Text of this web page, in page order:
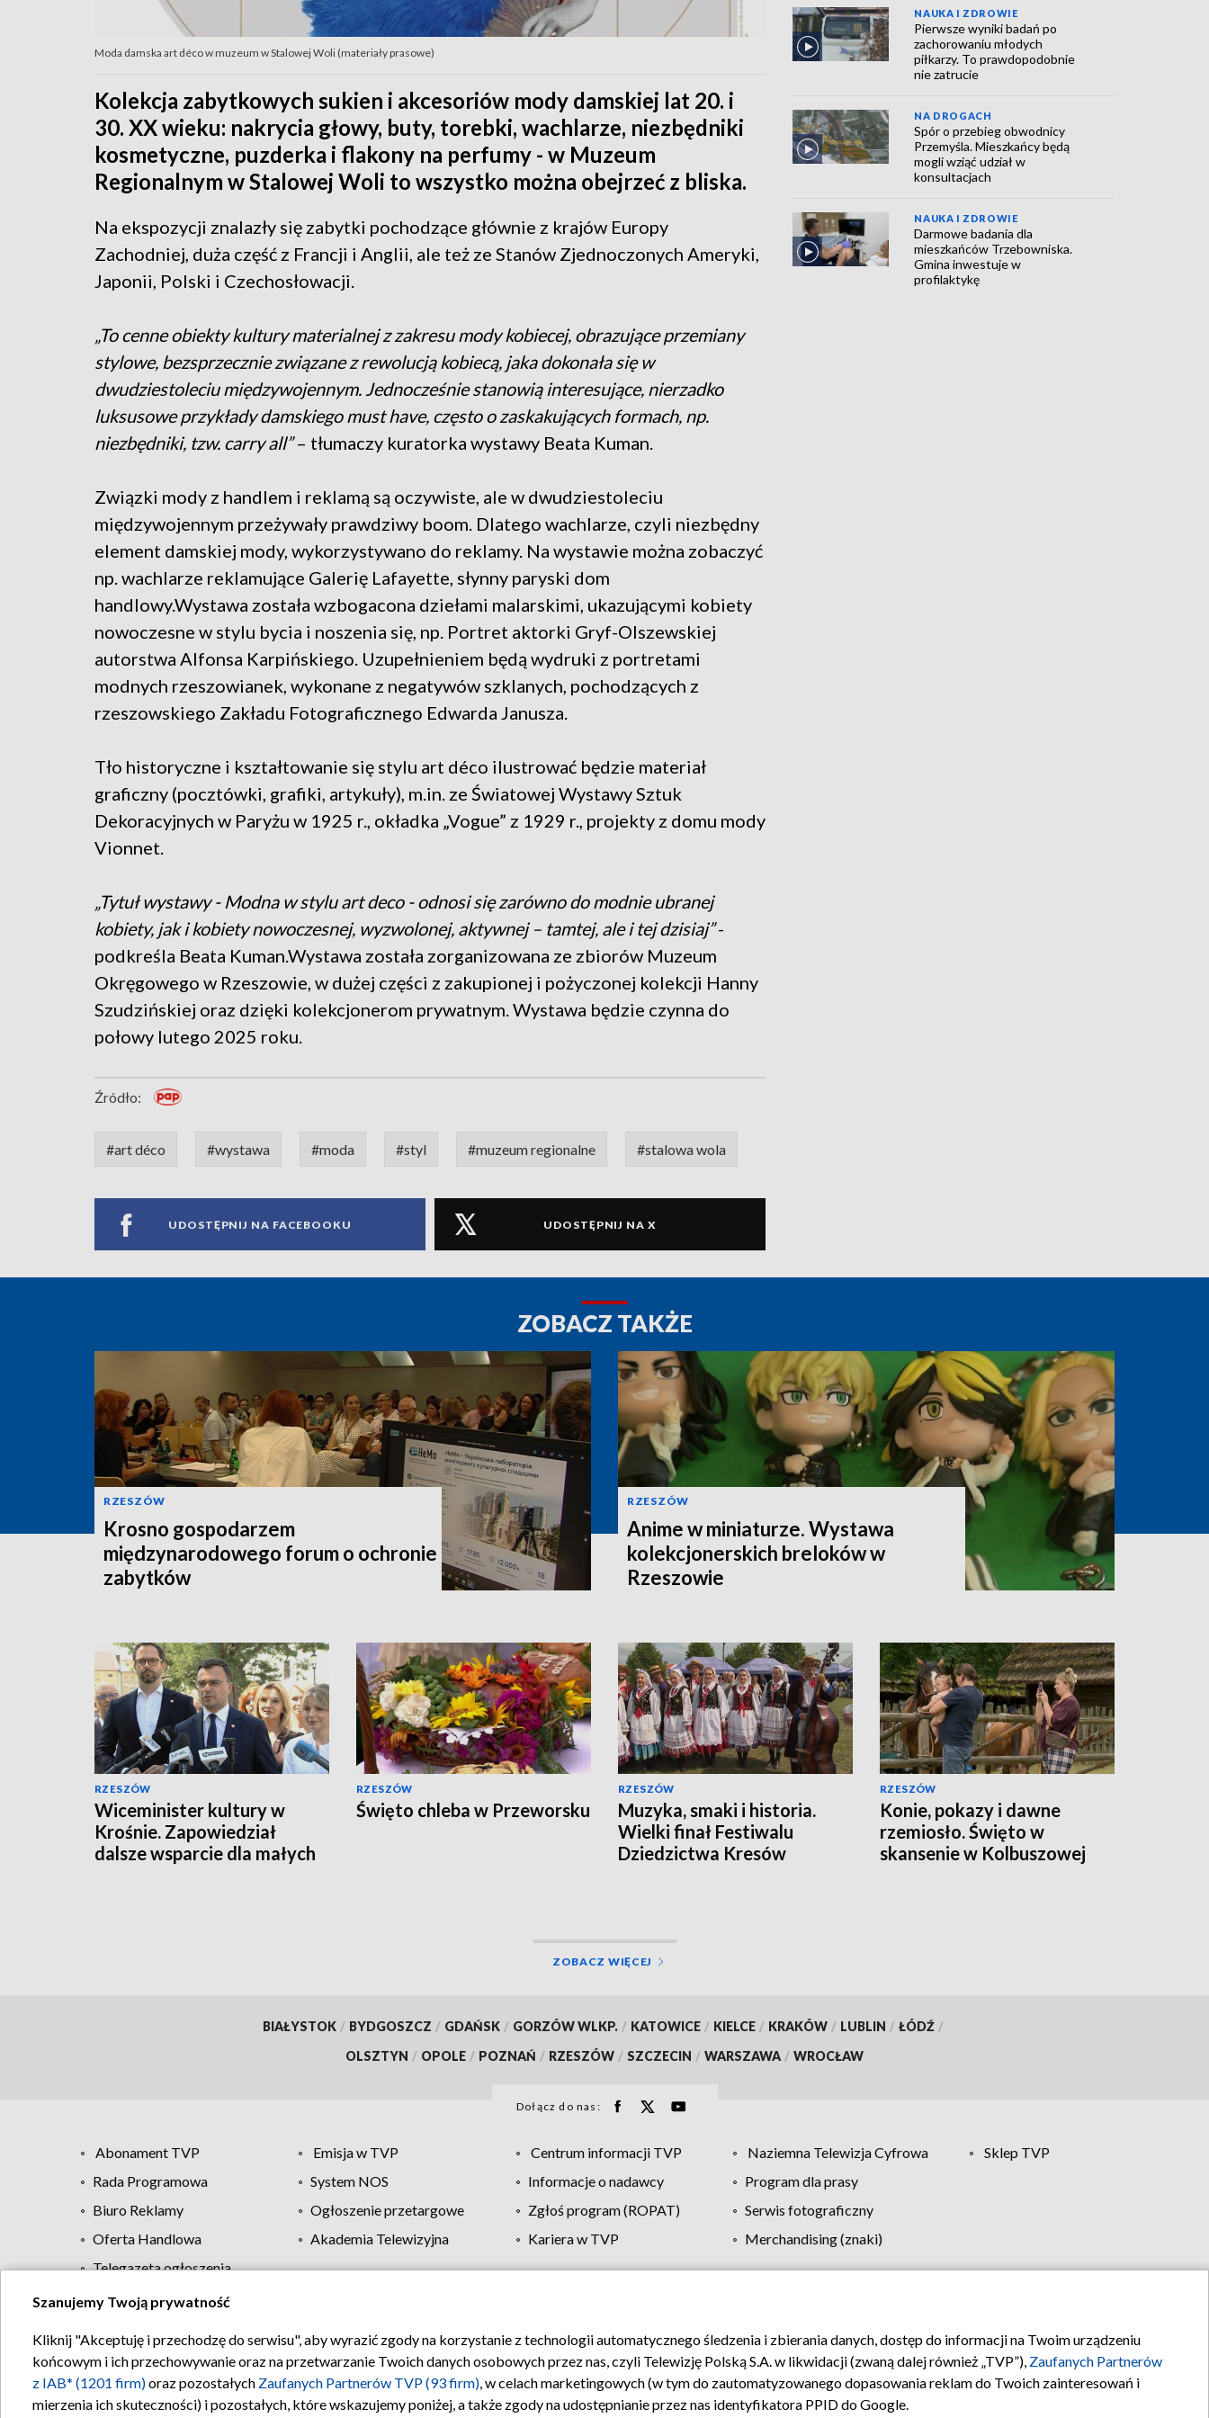
Moda damska art déco w muzeum w Stalowej Woli (materiały prasowe)
Kolekcja zabytkowych sukien i akcesoriów mody damskiej lat 20. i
30. XX wieku: nakrycia głowy, buty, torebki, wachlarze, niezbędniki
kosmetyczne, puzderka i flakony na perfumy - w Muzeum
Regionalnym w Stalowej Woli to wszystko można obejrzeć z bliska.
Na ekspozycji znalazły się zabytki pochodzące głównie z krajów Europy
Zachodniej, duża część z Francji i Anglii, ale też ze Stanów Zjednoczonych Ameryki,
Japonii, Polski i Czechosłowacji.
„To cenne obiekty kultury materialnej z zakresu mody kobiecej, obrazujące przemiany
stylowe, bezsprzecznie związane z rewolucją kobiecą, jaka dokonała się w
dwudziestoleciu międzywojennym. Jednocześnie stanowią interesujące, nierzadko
luksusowe przykłady damskiego must have, często o zaskakujących formach, np.
niezbędniki, tzw. carry all”– tłumaczy kuratorka wystawy Beata Kuman.
Związki mody z handlem i reklamą są oczywiste, ale w dwudziestoleciu
międzywojennym przeżywały prawdziwy boom. Dlatego wachlarze, czyli niezbędny
element damskiej mody, wykorzystywano do reklamy. Na wystawie można zobaczyć
np. wachlarze reklamujące Galerię Lafayette, słynny paryski dom
handlowy.Wystawa została wzbogacona dziełami malarskimi, ukazującymi kobiety
nowoczesne w stylu bycia i noszenia się, np. Portret aktorki Gryf-Olszewskiej
autorstwa Alfonsa Karpińskiego. Uzupełnieniem będą wydruki z portretami
modnych rzeszowianek, wykonane z negatywów szklanych, pochodzących z
rzeszowskiego Zakładu Fotograficznego Edwarda Janusza.
Tło historyczne i kształtowanie się stylu art déco ilustrować będzie materiał
graficzny (pocztówki, grafiki, artykuły), m.in. ze Światowej Wystawy Sztuk
Dekoracyjnych w Paryżu w 1925 r., okładka „Vogue” z 1929 r., projekty z domu mody
Vionnet.
„Tytuł wystawy - Modna w stylu art deco - odnosi się zarówno do modnie ubranej
kobiety, jak i kobiety nowoczesnej, wyzwolonej, aktywnej – tamtej, ale i tej dzisiaj”-
podkreśla Beata Kuman.Wystawa została zorganizowana ze zbiorów Muzeum
Okręgowego w Rzeszowie, w dużej części z zakupionej i pożyczonej kolekcji Hanny
Szudzińskiej oraz dzięki kolekcjonerom prywatnym. Wystawa będzie czynna do
połowy lutego 2025 roku.
Źródło:
#art déco #wystawa #moda #styl #muzeum regionalne #stalowa wola
UDOSTĘPNIJ NA FACEBOOKU UDOSTĘPNIJ NA X
NAUKA I ZDROWIE
Pierwsze wyniki badań po
zachorowaniu młodych
piłkarzy. To prawdopodobnie
nie zatrucie
NA DROGACH
Spór o przebieg obwodnicy
Przemyśla. Mieszkańcy będą
mogli wziąć udział w
konsultacjach
NAUKA I ZDROWIE
Darmowe badania dla
mieszkańców Trzebowniska.
Gmina inwestuje w
profilaktykę
ZOBACZ TAKŻE
RZESZÓW
Krosno gospodarzem
międzynarodowego forum o ochronie
zabytków
RZESZÓW
Anime w miniaturze. Wystawa
kolekcjonerskich breloków w
Rzeszowie
RZESZÓW
Wiceminister kultury w
Krośnie. Zapowiedział
dalsze wsparcie dla małych
RZESZÓW
Święto chleba w Przeworsku
RZESZÓW
Muzyka, smaki i historia.
Wielki finał Festiwalu
Dziedzictwa Kresów
RZESZÓW
Konie, pokazy i dawne
rzemiosło. Święto w
skansenie w Kolbuszowej
ZOBACZ WIĘCEJ
BIAŁYSTOK / BYDGOSZCZ / GDAŃSK / GORZÓW WLKP. / KATOWICE / KIELCE / KRAKÓW / LUBLIN / ŁÓDŹ /
OLSZTYN / OPOLE / POZNAŃ / RZESZÓW / SZCZECIN / WARSZAWA / WROCŁAW
Dołącz do nas:
Abonament TVP Emisja w TVP Centrum informacji TVP Naziemna Telewizja Cyfrowa
Sklep TVP
Rada Programowa
System NOS Informacje o nadawcy
Program dla prasy
Biuro Reklamy
Ogłoszenie przetargowe Zgłoś program (ROPAT)
Serwis fotograficzny
Oferta Handlowa
Akademia Telewizyjna Kariera w TVP
Merchandising (znaki)
Telegazeta ogłoszenia
Regulamin TVP Polityka prywatności Moje zgody Pomoc Biuro reklamy Kontakt
Szanujemy Twoją prywatność
Kliknij "Akceptuję i przechodzę do serwisu", aby wyrazić zgody na korzystanie z technologii automatycznego śledzenia i zbierania danych, dostęp do informacji na Twoim urządzeniu
końcowym i ich przechowywanie oraz na przetwarzanie Twoich danych osobowych przez nas, czyli Telewizję Polską S.A. w likwidacji (zwaną dalej również „TVP”), Zaufanych Partnerów
z IAB* (1201 firm)oraz pozostałych Zaufanych Partnerów TVP (93 firm), w celach marketingowych (w tym do zautomatyzowanego dopasowania reklam do Twoich zainteresowań i
mierzenia ich skuteczności) i pozostałych, które wskazujemy poniżej, a także zgody na udostępnianie przez nas identyfikatora PPID do Google.